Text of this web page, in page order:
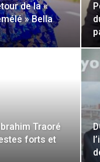
de la «
» Bella
Traoré
forts et